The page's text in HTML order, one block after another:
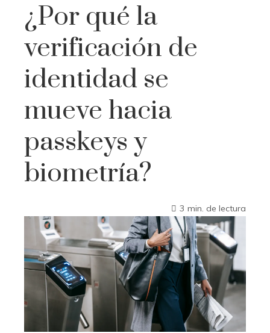
¿Por qué la
verificación de
identidad se
mueve hacia
passkeys y
biometría?
3 min. de lectura